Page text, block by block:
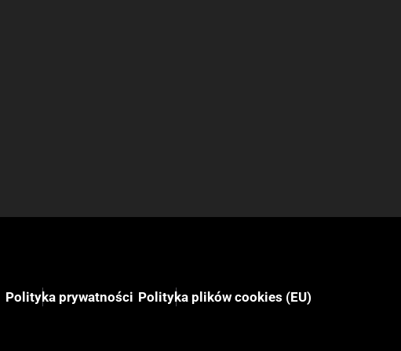
Polityka prywatności Polityka plików cookies (EU)